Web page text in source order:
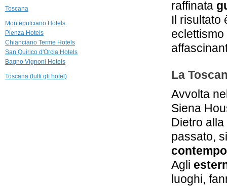
raffinata
Il risultato
La
Avvolta
Siena
Dietro
passato,
Agli
luoghi,
Antica Casa i
Sucinelli
13,7 km
La Casa di
Monticchiello, Pienza
Toscana
Montepulciano Hotels
Pienza Hotels
Chianciano Terme Hotels
San Quirico d'Orcia Hotels
Bagno Vignoni Hotels
Toscana (tutti gli hotel)